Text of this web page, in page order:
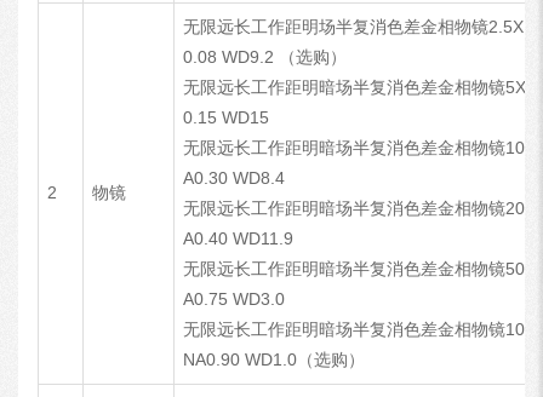
2 物镜
无限远长工作距明场半复消色差金相物镜2.5X
0.08 WD9.2 （选购）
无限远长工作距明暗场半复消色差金相物镜5X
0.15 WD15
无限远长工作距明暗场半复消色差金相物镜10X
A0.30 WD8.4
无限远长工作距明暗场半复消色差金相物镜20X
A0.40 WD11.9
无限远长工作距明暗场半复消色差金相物镜50X
A0.75 WD3.0
无限远长工作距明暗场半复消色差金相物镜
NA0.90 WD1.0（选购）